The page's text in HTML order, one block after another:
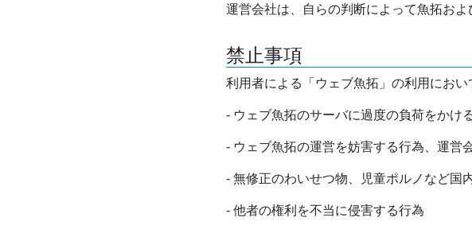
運営会社は、自らの判断によって魚拓お
禁止事項
利用者による「ウェブ魚拓」の利用におい
- ウェブ魚拓のサーバに過度の負荷をかけ
- ウェブ魚拓の運営を妨害する行為、運営
- 無修正のわいせつ物、児童ポルノなど国
- 他者の権利を不当に侵害する行為